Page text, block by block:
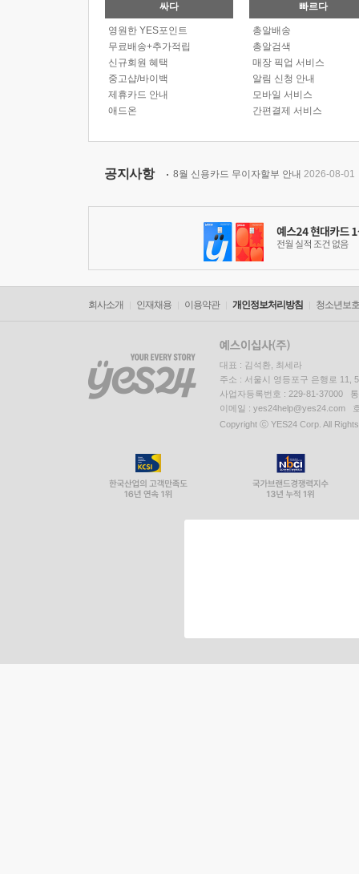
싸다
영원한 YES포인트
무료배송+추가적립
신규회원 혜택
중고샵/바이백
제휴카드 안내
애드온
빠르다
총알배송
총알검색
매장 픽업 서비스
알림 신청 안내
모바일 서비스
간편결제 서비스
공지사항 8월 신용카드 무이자할부 안내 2026-08-01
회사소개 인재채용 이용약관 개인정보처리방침 청소년보
대표 : 김석환, 최세라
주소 : 서울시 영등포구 은행로 11,
사업자등록번호 : 229-81-37000
이메일 : yes24help@yes24.com
Copyright ⓒ YES24 Corp. All